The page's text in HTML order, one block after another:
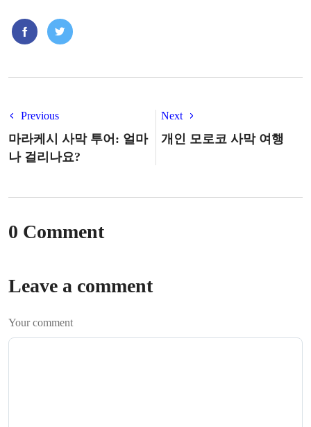
Previous
마라케시 사막 투어: 얼마
나 걸리나요?
Next
개인 모로코 사막 여행
0 Comment
Leave a comment
Your comment